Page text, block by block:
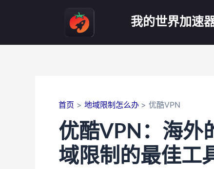
我的世界加速
首页 地域限制怎么办 优酷VPN
优酷VPN：海外
域限制的最佳工